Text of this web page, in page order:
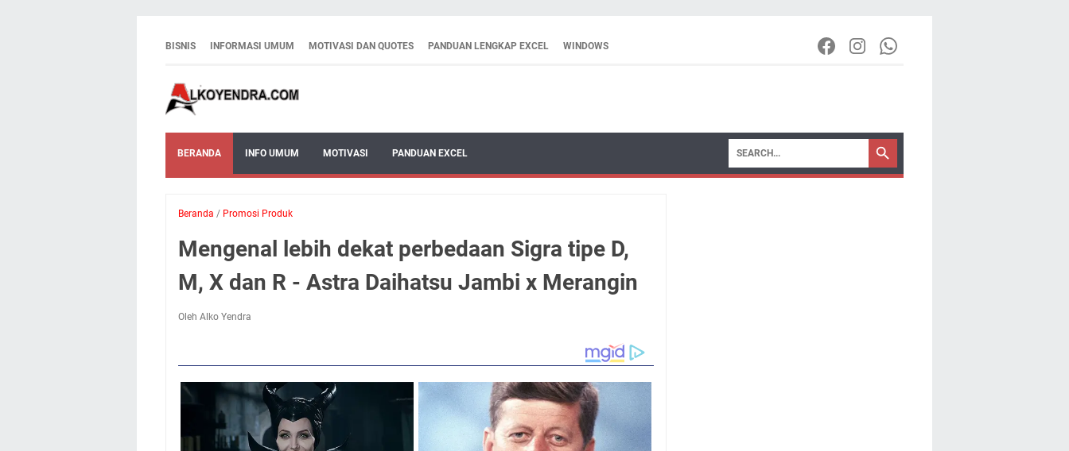
BISNIS INFORMASI UMUM MOTIVASI DAN QUOTES PANDUAN LENGKAP EXCEL WINDOWS
BERANDA INFO UMUM MOTIVASI PANDUAN EXCEL
Beranda / Promosi Produk
Mengenal lebih dekat perbedaan Sigra tipe D,
M, X dan R - Astra Daihatsu Jambi x Merangin
Oleh Alko Yendra